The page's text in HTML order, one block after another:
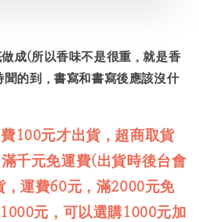
成(所以香味不是很重，就是香
的到，書寫和書寫後應該沒什
100元才出貨，超商取貨
千元免運費(出貨時後台會
運費60元，滿2000元免
元，可以選購1000元加